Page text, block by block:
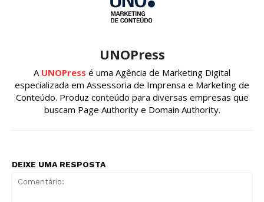
UNOPress
A UNOPress é uma Agência de Marketing Digital
especializada em Assessoria de Imprensa e Marketing de
Conteúdo. Produz conteúdo para diversas empresas que
buscam Page Authority e Domain Authority.
DEIXE UMA RESPOSTA